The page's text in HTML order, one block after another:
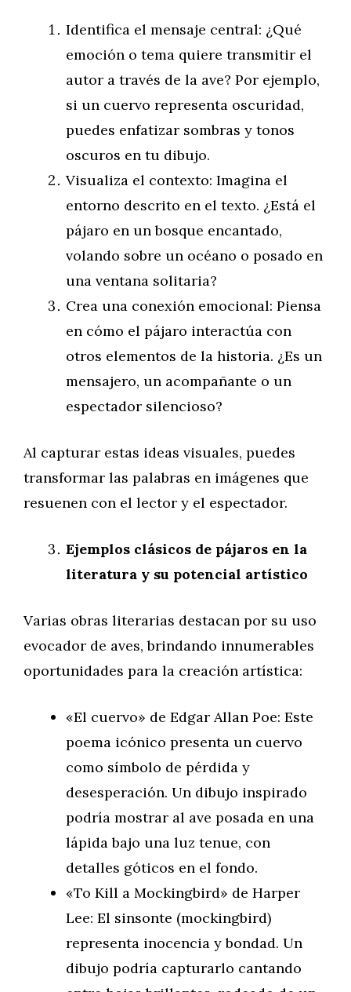
Identifica el mensaje central: ¿Qué
emoción o tema quiere transmitir el
autor a través de la ave? Por ejemplo,
si un cuervo representa oscuridad,
puedes enfatizar sombras y tonos
oscuros en tu dibujo.
Visualiza el contexto: Imagina el
entorno descrito en el texto. ¿Está el
pájaro en un bosque encantado,
volando sobre un océano o posado en
una ventana solitaria?
Crea una conexión emocional: Piensa
en cómo el pájaro interactúa con
otros elementos de la historia. ¿Es un
mensajero, un acompañante o un
espectador silencioso?
Al capturar estas ideas visuales, puedes
transformar las palabras en imágenes que
resuenen con el lector y el espectador.
Ejemplos clásicos de pájaros en la
literatura y su potencial artístico
Varias obras literarias destacan por su uso
evocador de aves, brindando innumerables
oportunidades para la creación artística:
«El cuervo» de Edgar Allan Poe: Este
poema icónico presenta un cuervo
como símbolo de pérdida y
desesperación. Un dibujo inspirado
podría mostrar al ave posada en una
lápida bajo una luz tenue, con
detalles góticos en el fondo.
«To Kill a Mockingbird» de Harper
Lee: El sinsonte (mockingbird)
representa inocencia y bondad. Un
dibujo podría capturarlo cantando